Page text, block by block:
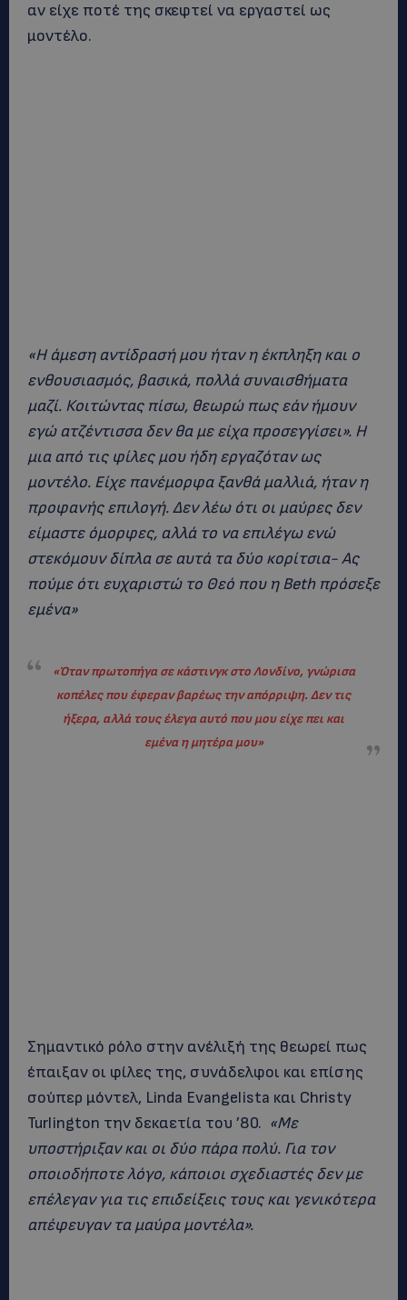
αν είχε ποτέ της σκεφτεί να εργαστεί ως
μοντέλο.
«Η άμεση αντίδρασή μου ήταν η έκπληξη και ο
ενθουσιασμός, βασικά, πολλά συναισθήματα
μαζί. Κοιτώντας πίσω, θεωρώ πως εάν ήμουν
εγώ ατζέντισσα δεν θα με είχα προσεγγίσει». Η
μια από τις φίλες μου ήδη εργαζόταν ως
μοντέλο. Είχε πανέμορφα ξανθά μαλλιά, ήταν η
προφανής επιλογή. Δεν λέω ότι οι μαύρες δεν
είμαστε όμορφες, αλλά το να επιλέγω ενώ
στεκόμουν δίπλα σε αυτά τα δύο κορίτσια- Ας
πούμε ότι ευχαριστώ το Θεό που η Beth πρόσεξε
εμένα»
«Όταν πρωτοπήγα σε κάστινγκ στο Λονδίνο, γνώρισα
κοπέλες που έφεραν βαρέως την απόρριψη. Δεν τις
ήξερα, αλλά τους έλεγα αυτό που μου είχε πει και
εμένα η μητέρα μου»
Σημαντικό ρόλο στην ανέλιξή της θεωρεί πως
έπαιξαν οι φίλες της, συνάδελφοι και επίσης
σούπερ μόντελ, Linda Evangelista και Christy
Turlington την δεκαετία του ’80. «Με
υποστήριξαν και οι δύο πάρα πολύ. Για τον
οποιοδήποτε λόγο, κάποιοι σχεδιαστές δεν με
επέλεγαν για τις επιδείξεις τους και γενικότερα
απέφευγαν τα μαύρα μοντέλα».